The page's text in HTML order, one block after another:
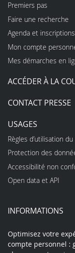
Premiers pas
Faire une recherche
Agenda et inscriptions
Mon compte
Mes démarches en
ACCÉDER À LA
CONTACT PRESSE
USAGES
Règles d’utilisation
Protection des
Accessibilité non
Open data et API
INFORMATIONS
Optimisez votre
compte personnel :